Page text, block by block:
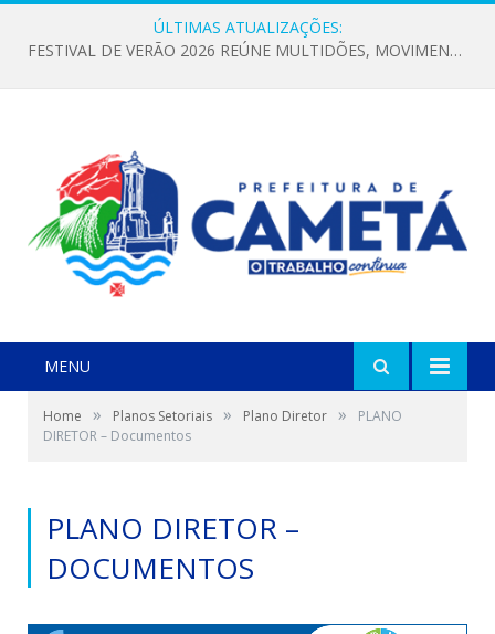
ÚLTIMAS ATUALIZAÇÕES:
FESTIVAL DE VERÃO 2026 REÚNE MULTIDÕES, MOVIMENTA A ECONOMIA E FORTALECE A CULTURA LOCAL
MENU
Home » Planos Setoriais » Plano Diretor »
PLANO
DIRETOR – Documentos
PLANO DIRETOR –
DOCUMENTOS